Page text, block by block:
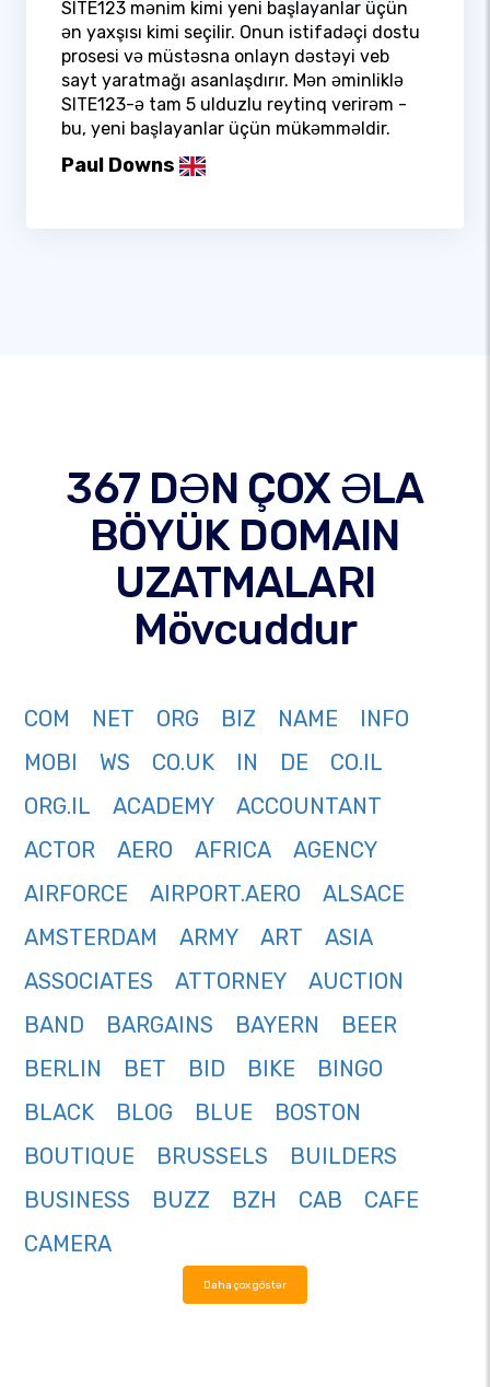
SITE123 mənim kimi yeni başlayanlar üçün
ən yaxşısı kimi seçilir. Onun istifadəçi dostu
prosesi və müstəsna onlayn dəstəyi veb
sayt yaratmağı asanlaşdırır. Mən əminliklə
SITE123-ə tam 5 ulduzlu reytinq verirəm -
bu, yeni başlayanlar üçün mükəmməldir.
Paul Downs
367 DƏN ÇOX ƏLA
BÖYÜK DOMAIN
UZATMALARI
Mövcuddur
COM NET ORG BIZ NAME
INFO
MOBI
WS CO.UK IN DE
CO.IL
ORG.IL
ACADEMY
ACCOUNTANT
ACTOR
AERO AFRICA
AGENCY
AIRFORCE
AIRPORT.AERO
ALSACE
AMSTERDAM
ARMY ART
ASIA
ASSOCIATES
ATTORNEY
AUCTION
BAND
BARGAINS BAYERN
BEER
BERLIN
BET BID BIKE
BINGO
BLACK
BLOG BLUE
BOSTON
BOUTIQUE
BRUSSELS
BUILDERS
BUSINESS
BUZZ BZH CAB
CAFE
CAMERA
Daha çox göstər